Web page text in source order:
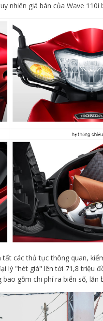
nhiên giá bán của Wave 110i
các thủ tục thông quan,
lý "hét giá" lên tới 71,8 triệu
gồm chi phí ra biển số, lăn